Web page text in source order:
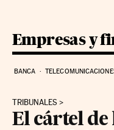
Empresas y
BANCA
TRIBUNALES
El cártel de